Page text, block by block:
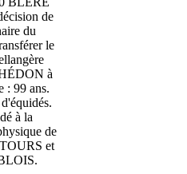
de
du
le
à
: 99 ans.
à la
de
et